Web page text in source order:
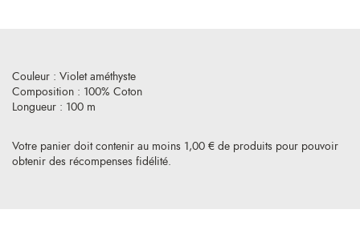
Votre panier doit contenir au moins 1,00 € de produits pour pouvoir
obtenir des récompenses fidélité.
Couleur : Violet améthyste
Composition : 100% Coton
Longueur : 100 m